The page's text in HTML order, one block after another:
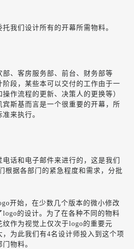
我们设计所有的开幕所需物料。
、客房服务部、前台、财务部等
段，某些本可以交付的工作由于一
作流程的更新、决策人的更换等）
斯基而言是一个很重要的开幕，所
来执行。
话和电子邮件来进行的，这是我们
根据各部门的紧急程度和需求，分批
开始，在少数几个版本的微小修改
logo的设计。为了在各种不同的物料
纹作为视觉上仅次于logo的重要元
为此我们有4名设计师投入到这个项
物料。